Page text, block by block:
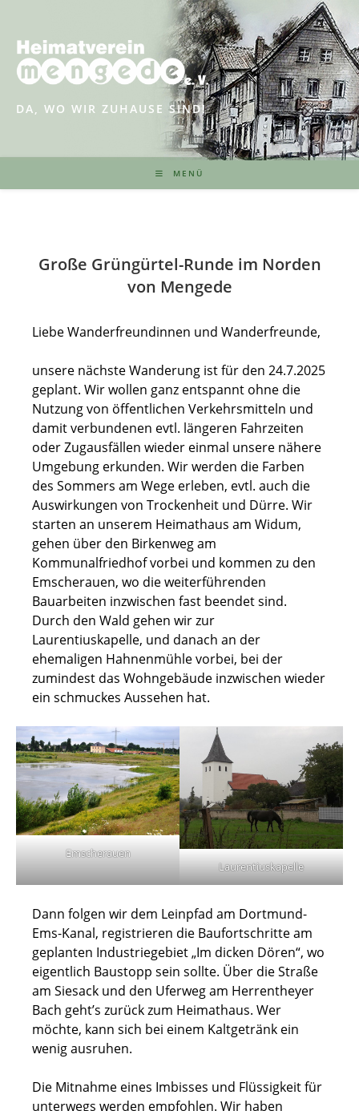
springen
DA, WO WIR ZUHAUSE SIND!
MENÜ
Große Grüngürtel-Runde im Norden
von Mengede
Liebe Wanderfreundinnen und Wanderfreunde,
unsere nächste Wanderung ist für den 24.7.2025
geplant. Wir wollen ganz entspannt ohne die
Nutzung von öffentlichen Verkehrsmitteln und
damit verbundenen evtl. längeren Fahrzeiten
oder Zugausfällen wieder einmal unsere nähere
Umgebung erkunden. Wir werden die Farben
des Sommers am Wege erleben, evtl. auch die
Auswirkungen von Trockenheit und Dürre. Wir
starten an unserem Heimathaus am Widum,
gehen über den Birkenweg am
Kommunalfriedhof vorbei und kommen zu den
Emscherauen, wo die weiterführenden
Bauarbeiten inzwischen fast beendet sind.
Durch den Wald gehen wir zur
Laurentiuskapelle, und danach an der
ehemaligen Hahnenmühle vorbei, bei der
zumindest das Wohngebäude inzwischen wieder
ein schmuckes Aussehen hat.
Emscherauen
Laurentiuskapelle
Dann folgen wir dem Leinpfad am Dortmund-
Ems-Kanal, registrieren die Baufortschritte am
geplanten Industriegebiet „Im dicken Dören“, wo
eigentlich Baustopp sein sollte. Über die Straße
am Siesack und den Uferweg am Herrentheyer
Bach geht’s zurück zum Heimathaus. Wer
möchte, kann sich bei einem Kaltgetränk ein
wenig ausruhen.
Die Mitnahme eines Imbisses und Flüssigkeit für
unterwegs werden empfohlen. Wir haben